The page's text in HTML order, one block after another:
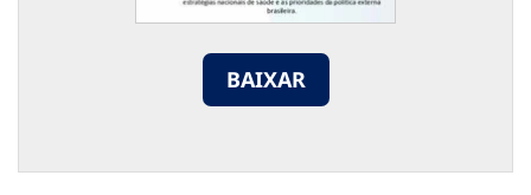
BAIXAR